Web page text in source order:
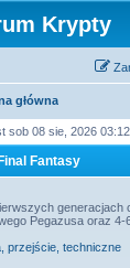
Krypty
główna
sob 08 sie, 2026 03:12
Final Fantasy
generacjach
Pegazusa oraz 4-
przejście, techniczne